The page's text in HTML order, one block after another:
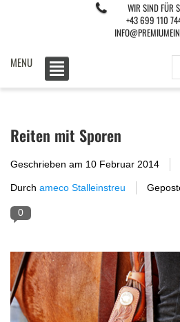
WIR SIND FÜR
+43 699 110
MENU
Reiten mit Sporen
Geschrieben am 10 Februar 2014
Durch ameco Stalleinstreu
0